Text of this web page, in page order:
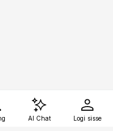
AI Chat Logi sisse